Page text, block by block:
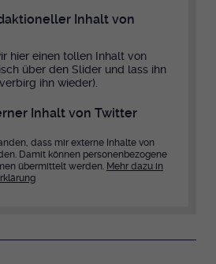
Inhalt von
hier einen tollen Inhalt von
über den Slider und lass ihn
ihn wieder).
Inhalt von Twitter
dass mir externe Inhalte von
Damit können personenbezogene
übermittelt werden. Mehr dazu in